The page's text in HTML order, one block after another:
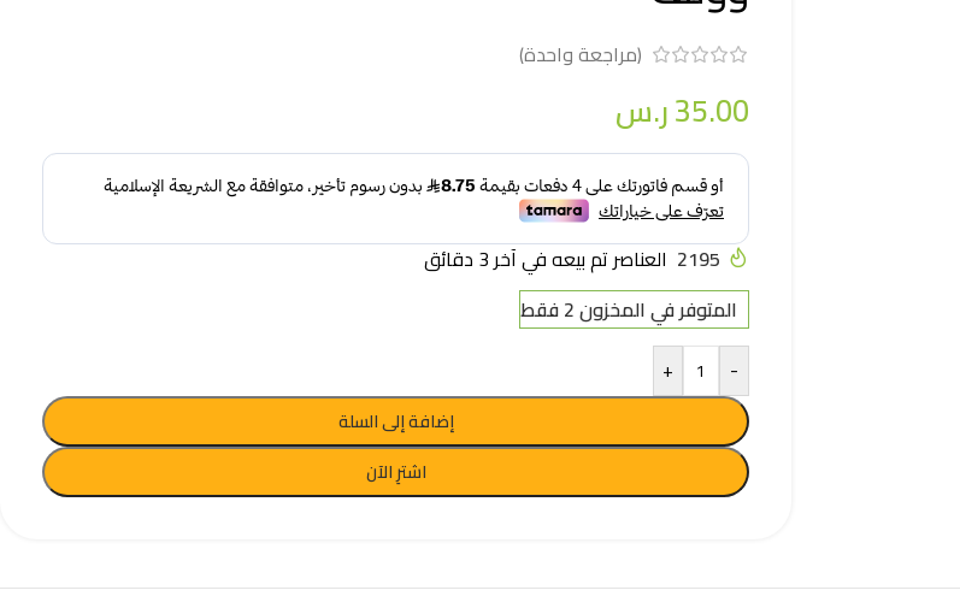
(مراجعة واحدة)
35.00ر.س
2195 العناصر تم بيعه في آخر 3 دقائق
المتوفر في المخزون 2 فقط
-
+
إضافة إلى السلة
اشترِ الآن